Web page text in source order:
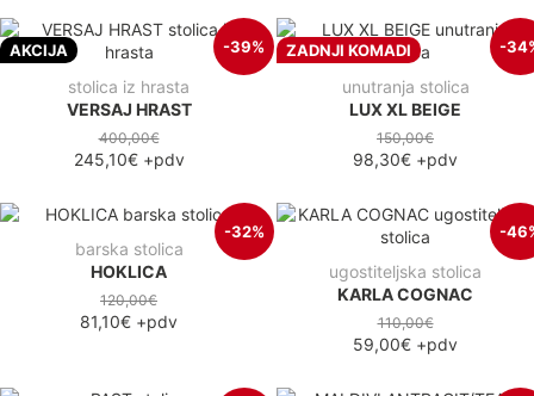
AKCIJA -39%
stolica iz hrasta
VERSAJ HRAST
400,00€
245,10€+pdv
ZADNJI KOMADI -
unutranja stolica
LUX XL BEIGE
150,00€
98,30€ +pdv
-32%
barska stolica
HOKLICA
120,00€
81,10€ +pdv
-
ugostiteljska stolica
KARLA COGNAC
110,00€
59,00€ +pdv